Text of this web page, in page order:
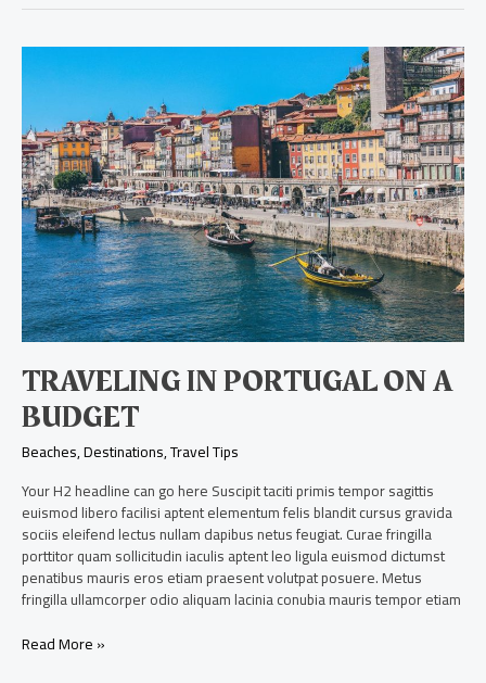
TRAVELING IN PORTUGAL ON A
BUDGET
Beaches,Destinations,Travel Tips
Your H2 headline can go here Suscipit taciti primis tempor sagittis
euismod libero facilisi aptent elementum felis blandit cursus gravida
sociis eleifend lectus nullam dapibus netus feugiat. Curae fringilla
porttitor quam sollicitudin iaculis aptent leo ligula euismod dictumst
penatibus mauris eros etiam praesent volutpat posuere. Metus
fringilla ullamcorper odio aliquam lacinia conubia mauris tempor etiam
Traveling
in
on
a
budget
Read More »